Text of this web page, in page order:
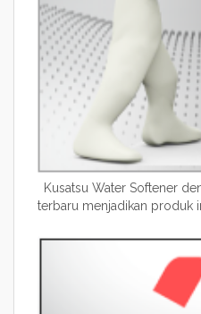
Kusatsu Water Softener
terbaru menjadikan produk